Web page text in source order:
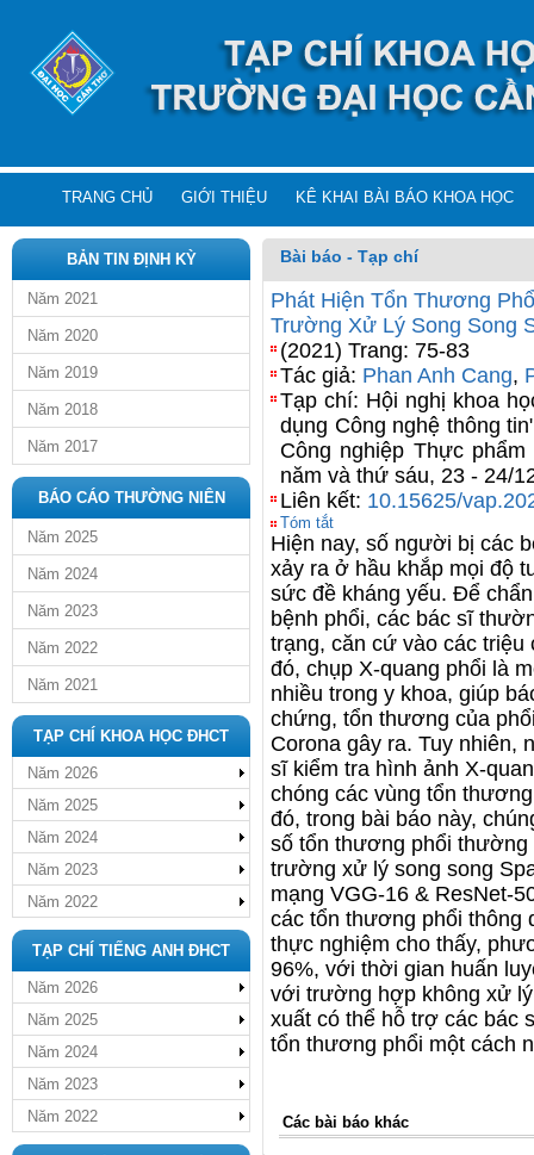
TRANG CHỦ GIỚI THIỆU KÊ KHAI BÀI BÁO KHOA HỌC
BẢN TIN ĐỊNH KỲ
Năm 2021
Năm 2020
Năm 2019
Năm 2018
Năm 2017
BÁO CÁO THƯỜNG NIÊN
Năm 2025
Năm 2024
Năm 2023
Năm 2022
Năm 2021
TẠP CHÍ KHOA HỌC ĐHCT
Năm 2026
Năm 2025
Năm 2024
Năm 2023
Năm 2022
TẠP CHÍ TIẾNG ANH ĐHCT
Năm 2026
Năm 2025
Năm 2024
Năm 2023
Năm 2022
Bài báo - Tạp chí
Phát Hiện Tổn Thương
Trường Xử Lý Song Song
(2021) Trang: 75-83
Tác giả: Phan Anh Cang,
Tạp chí: Hội nghị khoa
dụng Công nghệ thông
Công nghiệp Thực
năm và thứ sáu, 23 - 24/
Liên kết: 10.15625/
Tóm tắt
Hiện nay, số người bị các
xảy ra ở hầu khắp mọi độ
sức đề kháng yếu. Để
bệnh phổi, các bác sĩ
trạng, căn cứ vào các triệu
đó, chụp X-quang phổi là
nhiều trong y khoa, giúp
chứng, tổn thương của
Corona gây ra. Tuy nhiên,
sĩ kiểm tra hình ảnh X-
chóng các vùng tổn
đó, trong bài báo này,
số tổn thương phổi thường
trường xử lý song song
mạng VGG-16 & ResNet-
các tổn thương phổi thông
thực nghiệm cho thấy,
96%, với thời gian huấn
với trường hợp không xử
xuất có thể hỗ trợ các bác
tổn thương phổi một cách
Các bài báo khác